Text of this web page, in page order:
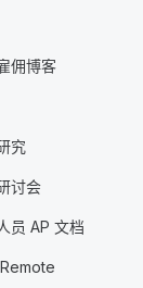
佣博客
究
讨会
员 AP 文档